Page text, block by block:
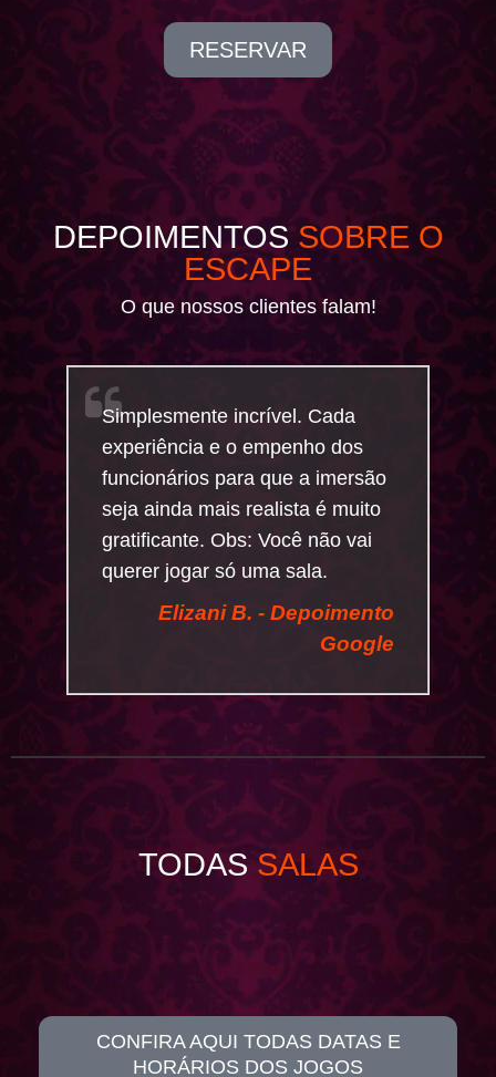
RESERVAR
DEPOIMENTOSSOBRE O
ESCAPE
O que nossos clientes falam!
Simplesmente incrível. Cada
experiência e o empenho dos
funcionários para que a imersão
seja ainda mais realista é muito
gratificante. Obs: Você não vai
querer jogar só uma sala.
Elizani B. - Depoimento
Google
TODASSALAS
CONFIRA AQUI TODAS DATAS E
HORÁRIOS DOS JOGOS